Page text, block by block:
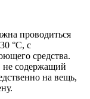
проводиться
°С, с
средства.
не содержащий
на вещь,